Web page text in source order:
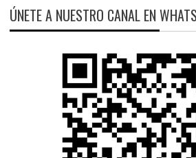
ÚNETE A NUESTRO CANAL EN